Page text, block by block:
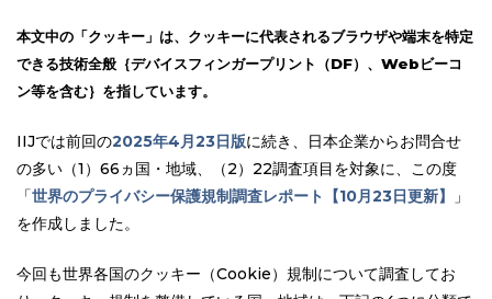
本文中の「クッキー」は、クッキーに代表されるブラウザや端末を特定
できる技術全般｛デバイスフィンガープリント（DF）、Webビーコ
ン等を含む｝を指しています。
IIJでは前回の2025年4月23日版に続き、日本企業からお問合せ
の多い（1）66ヵ国・地域、（2）22調査項目を対象に、この度
「世界のプライバシー保護規制調査レポート【10月23日更新】
」
を作成しました。
今回も世界各国のクッキー（Cookie）規制について調査してお